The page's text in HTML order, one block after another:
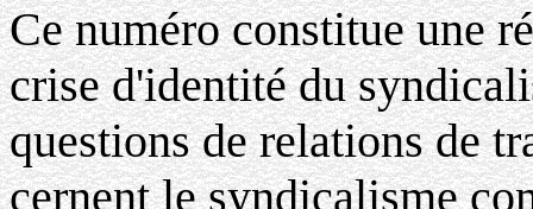
Ce numéro constitue une
crise d'identité du
questions de relations de
cernent le syndicalisme